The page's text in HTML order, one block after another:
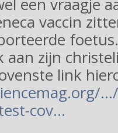
vaccin
aan zijn
link
cov…